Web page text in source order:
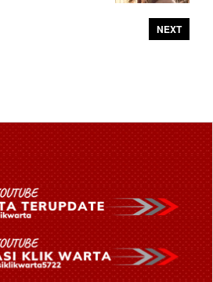
NEXT